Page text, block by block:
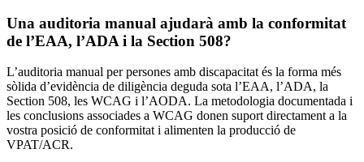
Una auditoria manual ajudarà amb la conformitat
de l’EAA, l’ADA i la Section 508?
L’auditoria manual per persones amb discapacitat és la forma més
sòlida d’evidència de diligència deguda sota l’EAA, l’ADA, la
Section 508, les WCAG i l’AODA. La metodologia documentada i
les conclusions associades a WCAG donen suport directament a la
vostra posició de conformitat i alimenten la producció de
VPAT/ACR.